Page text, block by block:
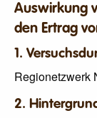
Auswirkung
den Ertrag
1.
Regionetzwerk
2.